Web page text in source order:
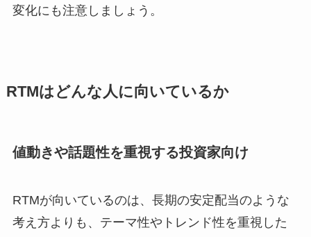
変化にも注意しましょう。
RTMはどんな人に向いているか
値動きや話題性を重視する投資家向け
RTMが向いているのは、長期の安定配当のような
考え方よりも、テーマ性やトレンド性を重視した